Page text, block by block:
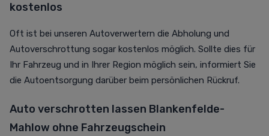
kostenlos
Oft ist bei unseren Autoverwertern die Abholung und
Autoverschrottung sogar kostenlos möglich. Sollte dies für
Ihr Fahrzeug und in Ihrer Region möglich sein, informiert Sie
die Autoentsorgung darüber beim persönlichen Rückruf.
Auto verschrotten lassen Blankenfelde-
Mahlow ohne Fahrzeugschein